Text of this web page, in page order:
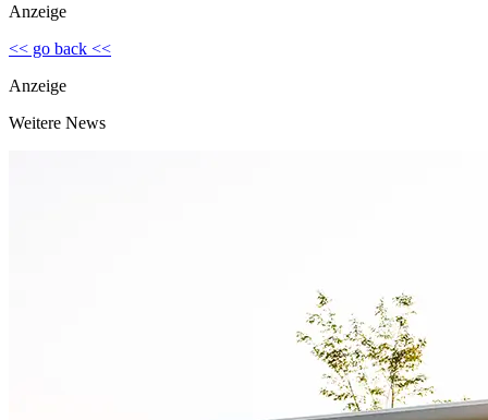
Anzeige
<< go back <<
Anzeige
Weitere News